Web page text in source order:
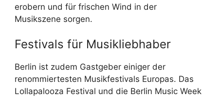
erobern und für frischen Wind in der
Musikszene sorgen.
Festivals für Musikliebhaber
Berlin ist zudem Gastgeber einiger der
renommiertesten Musikfestivals Europas. Das
Lollapalooza Festival und die Berlin Music Week